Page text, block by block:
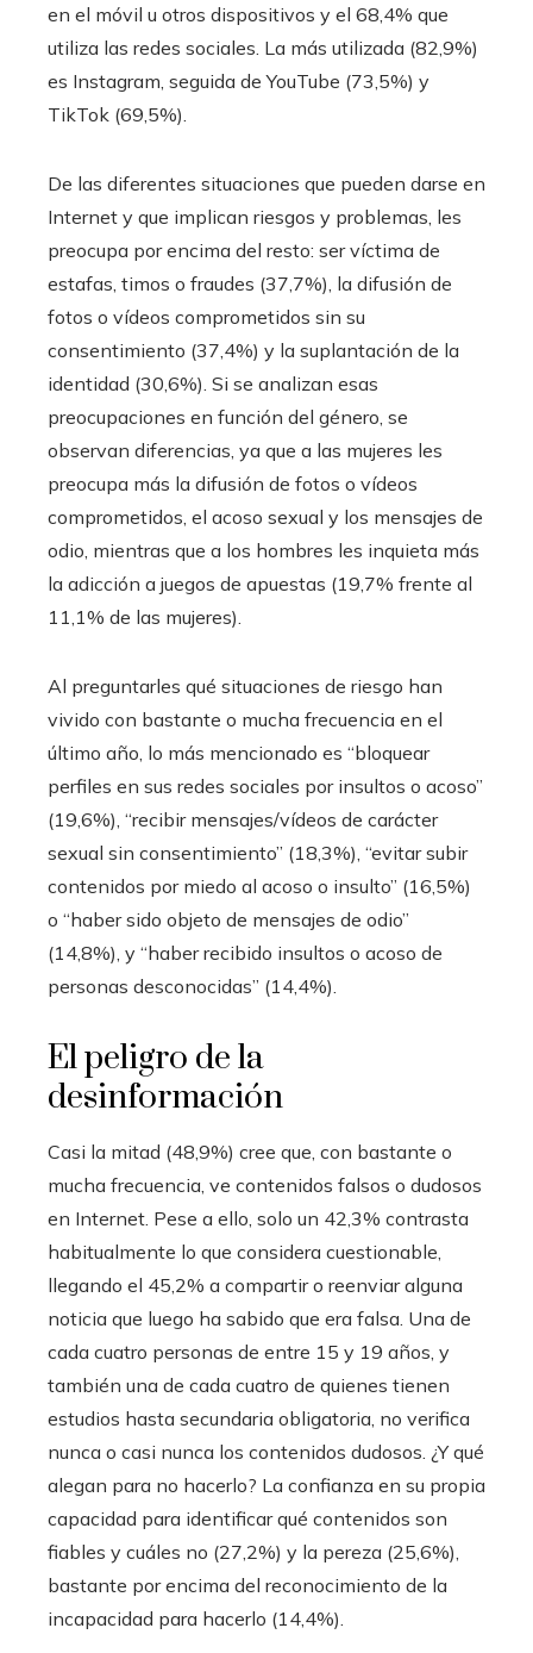
en el móvil u otros dispositivos y el 68,4% que
utiliza las redes sociales. La más utilizada (82,9%)
es Instagram, seguida de YouTube (73,5%) y
TikTok (69,5%).
De las diferentes situaciones que pueden darse en
Internet y que implican riesgos y problemas, les
preocupa por encima del resto: ser víctima de
estafas, timos o fraudes (37,7%), la difusión de
fotos o vídeos comprometidos sin su
consentimiento (37,4%) y la suplantación de la
identidad (30,6%). Si se analizan esas
preocupaciones en función del género, se
observan diferencias, ya que a las mujeres les
preocupa más la difusión de fotos o vídeos
comprometidos, el acoso sexual y los mensajes de
odio, mientras que a los hombres les inquieta más
la adicción a juegos de apuestas (19,7% frente al
11,1% de las mujeres).
Al preguntarles qué situaciones de riesgo han
vivido con bastante o mucha frecuencia en el
último año, lo más mencionado es “bloquear
perfiles en sus redes sociales por insultos o acoso”
(19,6%), “recibir mensajes/vídeos de carácter
sexual sin consentimiento” (18,3%), “evitar subir
contenidos por miedo al acoso o insulto” (16,5%)
o “haber sido objeto de mensajes de odio”
(14,8%), y “haber recibido insultos o acoso de
personas desconocidas” (14,4%).
El peligro de la
desinformación
Casi la mitad (48,9%) cree que, con bastante o
mucha frecuencia, ve contenidos falsos o dudosos
en Internet. Pese a ello, solo un 42,3% contrasta
habitualmente lo que considera cuestionable,
llegando el 45,2% a compartir o reenviar alguna
noticia que luego ha sabido que era falsa. Una de
cada cuatro personas de entre 15 y 19 años, y
también una de cada cuatro de quienes tienen
estudios hasta secundaria obligatoria, no verifica
nunca o casi nunca los contenidos dudosos. ¿Y qué
alegan para no hacerlo? La confianza en su propia
capacidad para identificar qué contenidos son
fiables y cuáles no (27,2%) y la pereza (25,6%),
bastante por encima del reconocimiento de la
incapacidad para hacerlo (14,4%).